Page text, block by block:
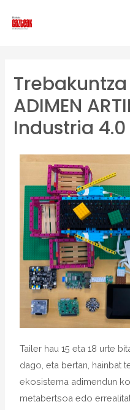
ADIMEN
Industria 4.0
Tailer hau 15 eta 18 urte
dago, eta bertan, hainbat
ekosistema adimendun
metabertsoa edo